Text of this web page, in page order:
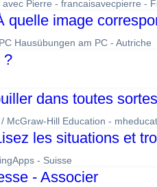
Pierre - francaisavecpierre -
quelle image
Hausübungen am PC - Autriche
?
dans toutes
McGraw-Hill Education -
les situations et
- Suisse
- Associer